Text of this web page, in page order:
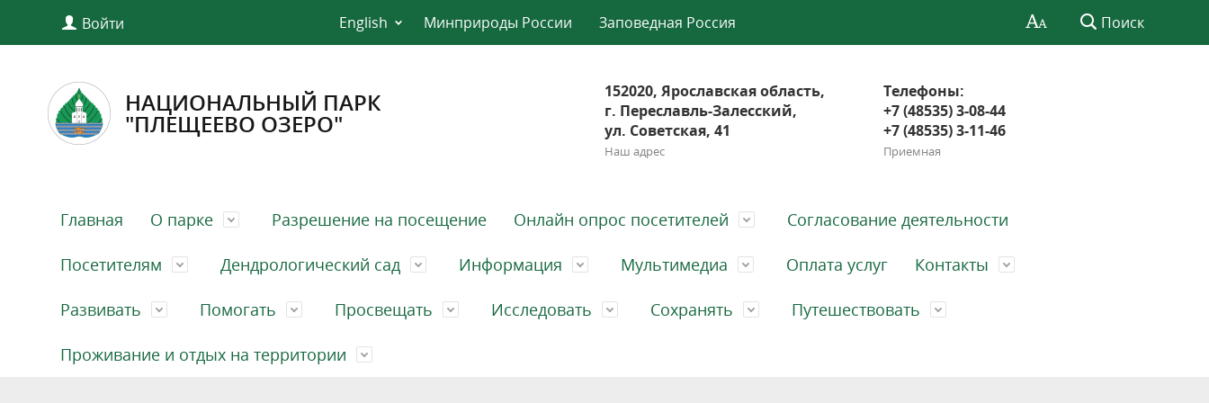
Войти English Минприроды России Заповедная Россия Поиск
НАЦИОНАЛЬНЫЙ ПАРК
"ПЛЕЩЕЕВО ОЗЕРО"
152020, Ярославская область,
г. Переславль-Залесский,
ул. Советская, 41
Наш адрес
Телефоны:
+7 (48535) 3-08-44
+7 (48535) 3-11-46
Приемная
Главная О парке Разрешение на посещение Онлайн опрос посетителей Согласование деятельности
Посетителям Дендрологический сад Информация Мультимедиа Оплата услуг Контакты
Развивать Помогать Просвещать Исследовать Сохранять Путешествовать
Проживание и отдых на территории